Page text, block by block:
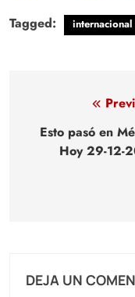
Tagged: internacional
Navegación
de
entradas
Esto pasó en
Hoy 29-12-
DEJA UN